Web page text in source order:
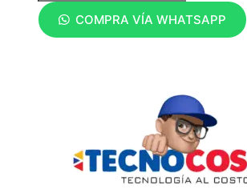
COMPRA VÍA WHATSAPP